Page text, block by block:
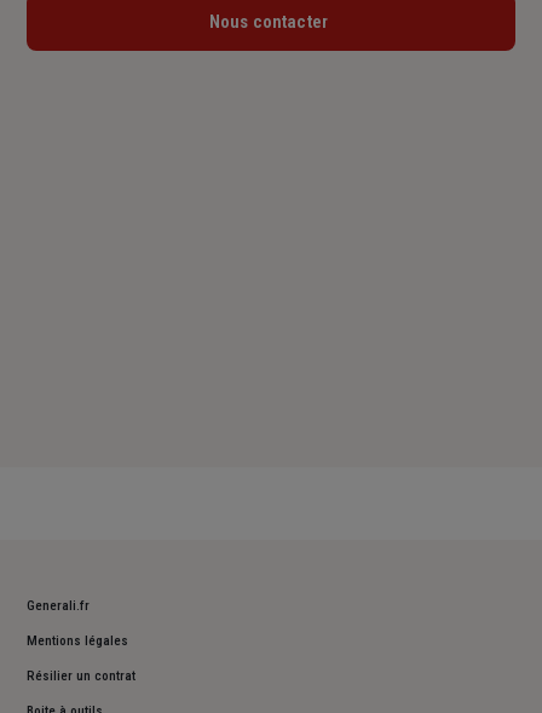
Lundi : 09h – 12h30 / 13h30 – 17h30
Nous contacter
Generali.fr
Mentions légales
Résilier un contrat